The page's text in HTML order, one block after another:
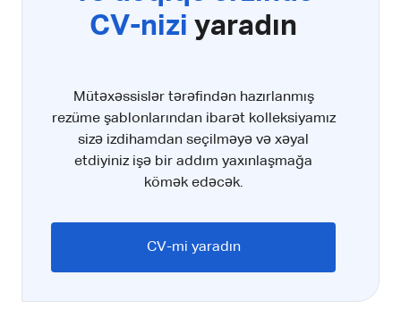
CV-nizi yaradın
Mütəxəssislər tərəfindən hazırlanmış
rezüme şablonlarından ibarət kolleksiyamız
sizə izdihamdan seçilməyə və xəyal
etdiyiniz işə bir addım yaxınlaşmağa
kömək edəcək.
CV-mi yaradın